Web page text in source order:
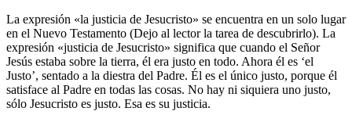
La expresión «la justicia de Jesucristo» se encuentra en un solo lugar
en el Nuevo Testamento (Dejo al lector la tarea de descubrirlo). La
expresión «justicia de Jesucristo» significa que cuando el Señor
Jesús estaba sobre la tierra, él era justo en todo. Ahora él es ‘el
Justo’, sentado a la diestra del Padre. Él es el único justo, porque él
satisface al Padre en todas las cosas. No hay ni siquiera uno justo,
sólo Jesucristo es justo. Esa es su justicia.